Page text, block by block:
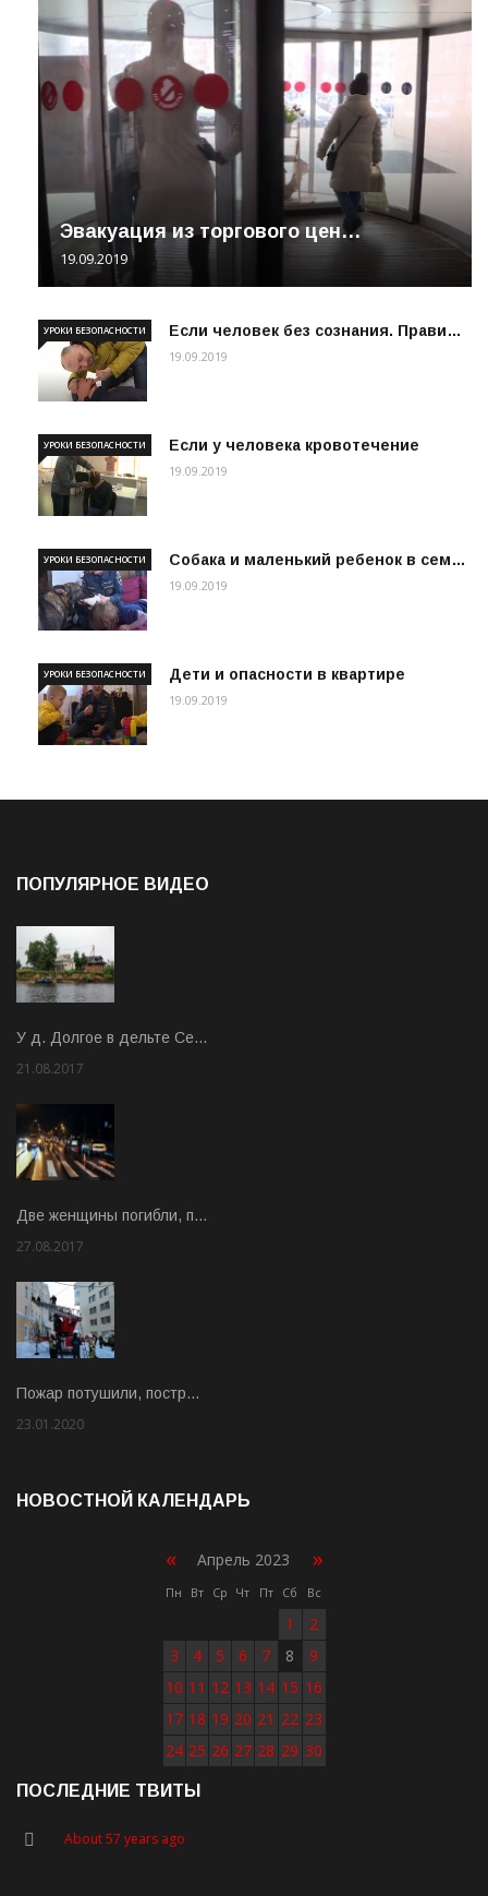
Эвакуация из торгового цен…
19.09.2019
Если человек без сознания. Прави…
УРОКИ БЕЗОПАСНОСТИ
19.09.2019
Если у человека кровотечение
УРОКИ БЕЗОПАСНОСТИ
19.09.2019
Собака и маленький ребенок в сем…
УРОКИ БЕЗОПАСНОСТИ
19.09.2019
Дети и опасности в квартире
УРОКИ БЕЗОПАСНОСТИ
19.09.2019
ПОПУЛЯРНОЕ ВИДЕО
У д. Долгое в дельте Се…
21.08.2017
Две женщины погибли, п…
27.08.2017
Пожар потушили, постр…
23.01.2020
НОВОСТНОЙ КАЛЕНДАРЬ
« Апрель 2023 »
Пн Вт Ср Чт Пт Сб Вс
1
2
3
4 5 6 7 8
9
10 11 12 13 14 15 16
17 18 19 20 21 22 23
24 25 26 27 28 29 30
ПОСЛЕДНИЕ ТВИТЫ
About 57 years ago